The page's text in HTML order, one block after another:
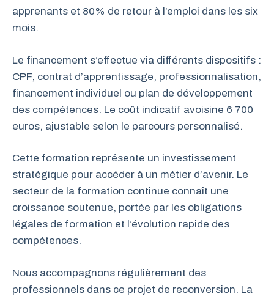
apprenants et 80% de retour à l’emploi dans les six
mois.
Le financement s’effectue via différents dispositifs :
CPF, contrat d’apprentissage, professionnalisation,
financement individuel ou plan de développement
des compétences. Le coût indicatif avoisine 6 700
euros, ajustable selon le parcours personnalisé.
Cette formation représente un investissement
stratégique pour accéder à un métier d’avenir. Le
secteur de la formation continue connaît une
croissance soutenue, portée par les obligations
légales de formation et l’évolution rapide des
compétences.
Nous accompagnons régulièrement des
professionnels dans ce projet de reconversion. La